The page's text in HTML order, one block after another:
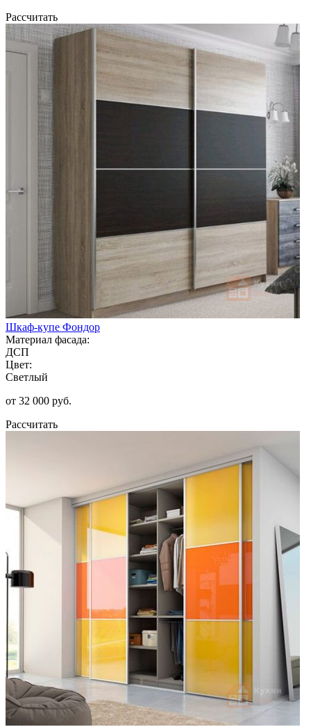
Рассчитать
Шкаф-купе Фондор
Материал фасада:
ДСП
Цвет:
Светлый
от 32 000 руб.
Рассчитать